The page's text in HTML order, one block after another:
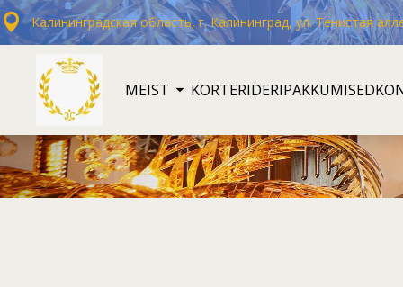
Калининградская область, г. Калининград, ул. Тенистая
MEIST KORTERIDERIPAKKUMISED